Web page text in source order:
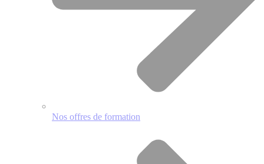
Nos offres de formation